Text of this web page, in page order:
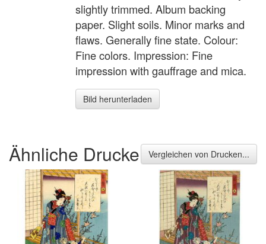
slightly trimmed. Album backing
paper. Slight soils. Minor marks and
flaws. Generally fine state. Colour:
Fine colors. Impression: Fine
impression with gauffrage and mica.
Bild herunterladen
Ähnliche Drucke Vergleichen von Drucken...